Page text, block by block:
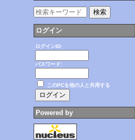
ログイン
ログインID:
パスワード:
このPCを他の人と共用する
Powered by